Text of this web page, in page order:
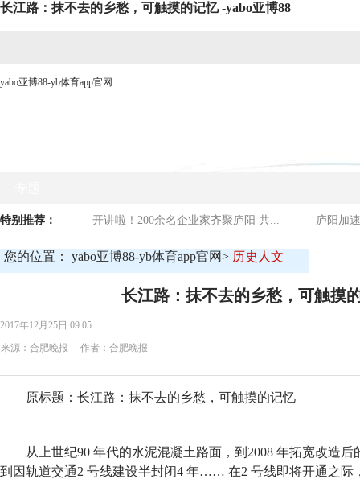
长江路：抹不去的乡愁，可触摸的记忆 -yabo亚博88
yabo亚博88-yb体育app官网
特别推荐： 开讲啦！200余名企业家齐聚庐阳 共... 庐阳加
您的位置： yabo亚博88-yb体育app官网> 历史人文
长江路：抹不去的乡愁，可触摸
2017年12月25日 09:05
来源：合肥晚报 作者：合肥晚报
原标题：长江路：抹不去的乡愁，可触摸的记忆
从上世纪90 年代的水泥混凝土路面，到2008 年拓宽改造
到因轨道交通2 号线建设半封闭4 年…… 在2 号线即将开通之际